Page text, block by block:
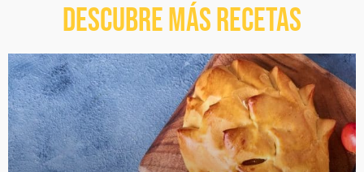
Descubre más recetas